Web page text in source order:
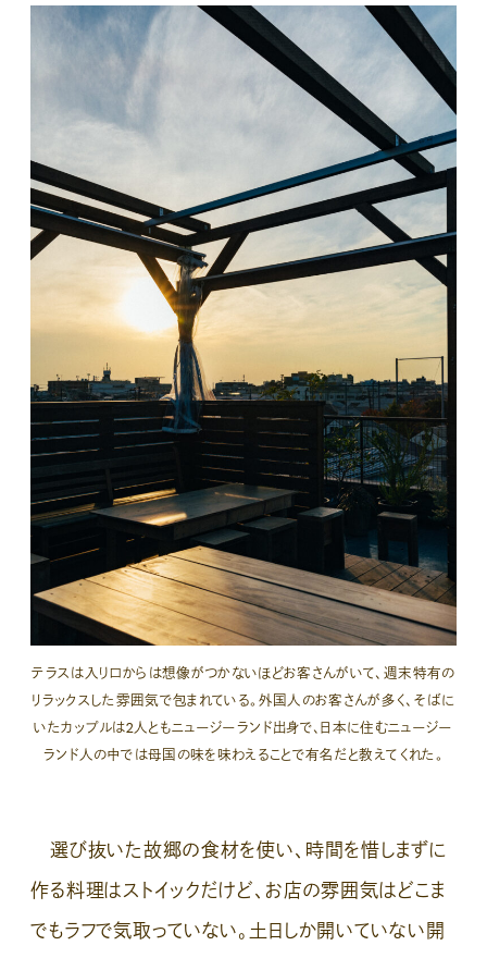
テラスは入り口からは想像がつかないほどお客さんがいて、週末特有の
リラックスした雰囲気で包まれている。外国人のお客さんが多く、そばに
いたカップルは2人ともニュージーランド出身で、日本に住むニュージー
ランド人の中では母国の味を味わえることで有名だと教えてくれた。
選び抜いた故郷の食材を使い、時間を惜しまずに
作る料理はストイックだけど、お店の雰囲気はどこま
でもラフで気取っていない。土日しか開いていない開